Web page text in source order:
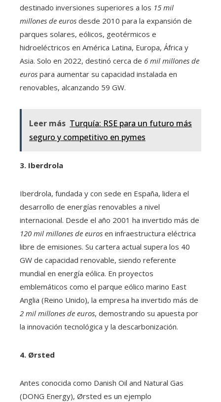
destinado inversiones superiores a los 15 mil
millones de euros desde 2010 para la expansión de
parques solares, eólicos, geotérmicos e
hidroeléctricos en América Latina, Europa, África y
Asia. Solo en 2022, destinó cerca de 6 mil millones de
euros para aumentar su capacidad instalada en
renovables, alcanzando 59 GW.
Leer más Turquía: RSE para un futuro más
seguro y competitivo en pymes
3. Iberdrola
Iberdrola, fundada y con sede en España, lidera el
desarrollo de energías renovables a nivel
internacional. Desde el año 2001 ha invertido más de
120 mil millones de euros en infraestructura eléctrica
libre de emisiones. Su cartera actual supera los 40
GW de capacidad renovable, siendo referente
mundial en energía eólica. En proyectos
emblemáticos como el parque eólico marino East
Anglia (Reino Unido), la empresa ha invertido más de
2 mil millones de euros, demostrando su apuesta por
la innovación tecnológica y la descarbonización.
4. Ørsted
Antes conocida como Danish Oil and Natural Gas
(DONG Energy), Ørsted es un ejemplo